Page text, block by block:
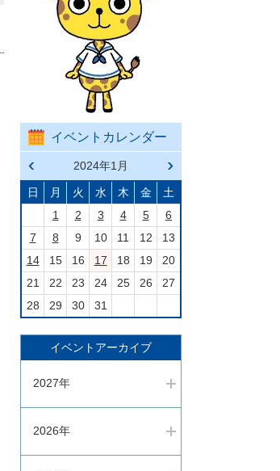
イベントカレンダー
前の
月へ
戻る
2024年1月
次の
月へ
進む
日 月 火 水 木 金
土
1
2 3 4 5
6
7
8 9 10 11 12
13
14
15 16 17 18 19
20
21
22 23 24 25 26
27
28
29 30 31
イベントアーカイブ
2027年
2026年